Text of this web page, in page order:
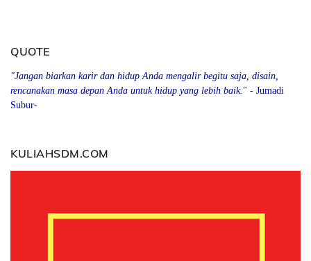
QUOTE
"Jangan biarkan karir dan hidup Anda mengalir begitu saja, disain,
rencanakan masa depan Anda untuk hidup yang lebih baik. " - Jumadi
Subur-
KULIAHSDM.COM